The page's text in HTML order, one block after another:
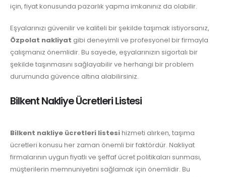
için, fiyat konusunda pazarlık yapma imkanınız da olabilir.
Eşyalarınızı güvenilir ve kaliteli bir şekilde taşımak istiyorsanız,
Özpolat nakliyat gibi deneyimli ve profesyonel bir firmayla
çalışmanız önemlidir. Bu sayede, eşyalarınızın sigortalı bir
şekilde taşınmasını sağlayabilir ve herhangi bir problem
durumunda güvence altına alabilirsiniz.
Bilkent Nakliye Ücretleri Listesi
Bilkent nakliye ücretleri listesihizmeti alırken, taşıma
ücretleri konusu her zaman önemli bir faktördür. Nakliyat
firmalarının uygun fiyatlı ve şeffaf ücret politikaları sunması,
müşterilerin memnuniyetini sağlamak için önemlidir. Bu